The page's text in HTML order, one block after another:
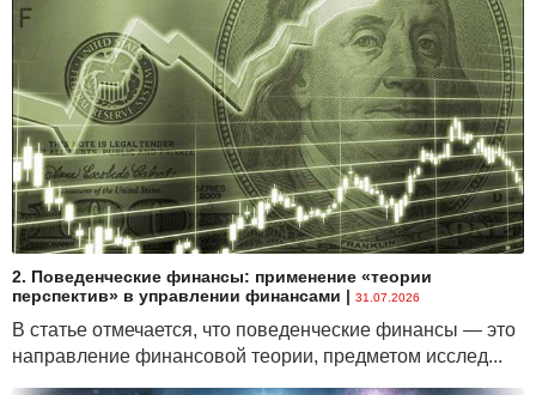
2. Поведенческие финансы: применение «теории
перспектив» в управлении финансами | 31.07.2026
В статье отмечается, что поведенческие финансы — это
направление финансовой теории, предметом исслед...